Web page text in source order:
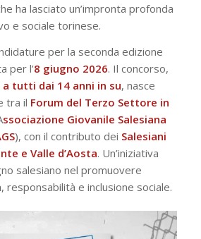
ha lasciato un’impronta profonda
e sociale torinese.
per la seconda edizione
per l’8 giugno 2026. Il concorso,
tutti dai 14 anni in su, nasce
tra il Forum del Terzo Settore in
ssociazione Giovanile Salesiana
), con il contributo dei Salesiani
e Valle d’Aosta. Un’iniziativa
salesiano nel promuovere
responsabilità e inclusione sociale.